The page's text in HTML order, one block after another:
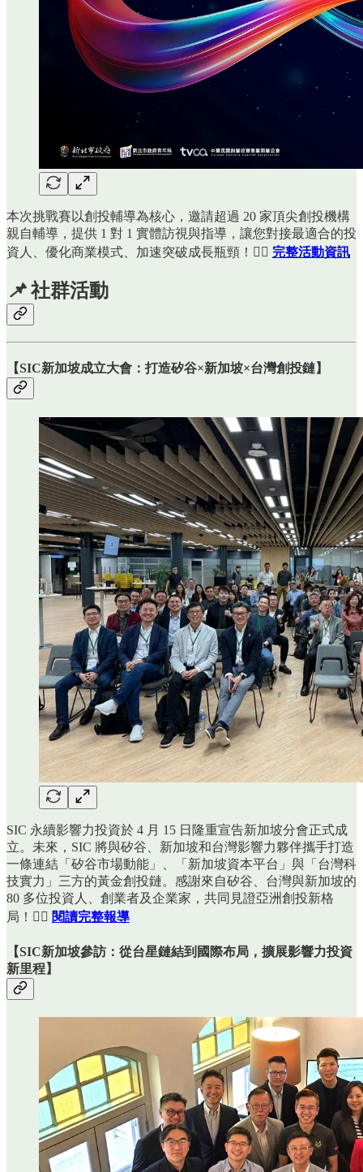
本次挑戰賽以創投輔導為核心，邀請超過 20 家頂尖創投機構
親自輔導，提供 1 對 1 實體訪視與指導，讓您對接最適合的投
資人、優化商業模式、加速突破成長瓶頸！👉🏻 完整活動資訊
📌 社群活動
【SIC新加坡成立大會：打造矽谷×新加坡×台灣創投鏈】
SIC 永續影響力投資於 4 月 15 日隆重宣告新加坡分會正式成
立。未來，SIC 將與矽谷、新加坡和台灣影響力夥伴攜手打造
一條連結「矽谷市場動能」、「新加坡資本平台」與「台灣科
技實力」三方的黃金創投鏈。感謝來自矽谷、台灣與新加坡的
80 多位投資人、創業者及企業家，共同見證亞洲創投新格
局！👉🏻 閱讀完整報導
【SIC新加坡參訪：從台星鏈結到國際布局，擴展影響力投資
新里程】